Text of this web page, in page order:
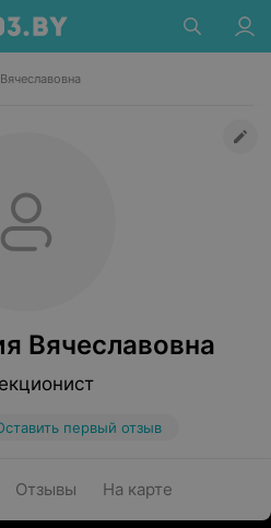
Вячеславовна
первый отзыв
Отзывы На карте